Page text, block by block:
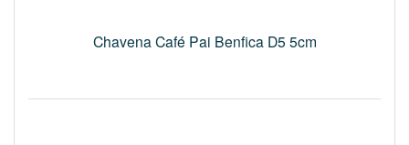
Chavena Café Pai Benfica D5 5cm